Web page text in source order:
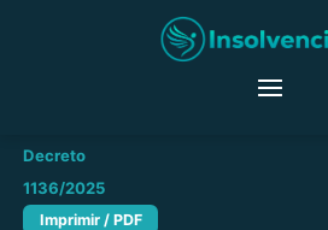
Decreto
1136/2025
Imprimir / PDF